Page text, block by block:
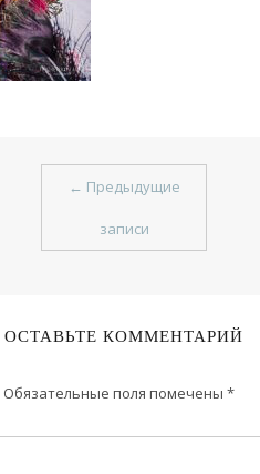
← Предыдущие
записи
ОСТАВЬТЕ КОММЕНТАРИЙ
Обязательные поля помечены *